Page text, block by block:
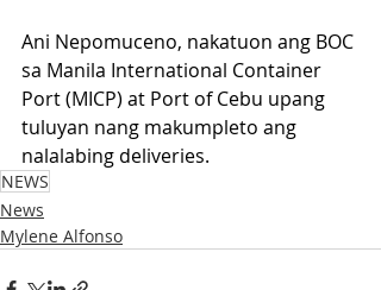
Ani Nepomuceno, nakatuon ang BOC
sa Manila International Container
Port (MICP) at Port of Cebu upang
tuluyan nang makumpleto ang
nalalabing deliveries.
NEWS
News
Mylene Alfonso